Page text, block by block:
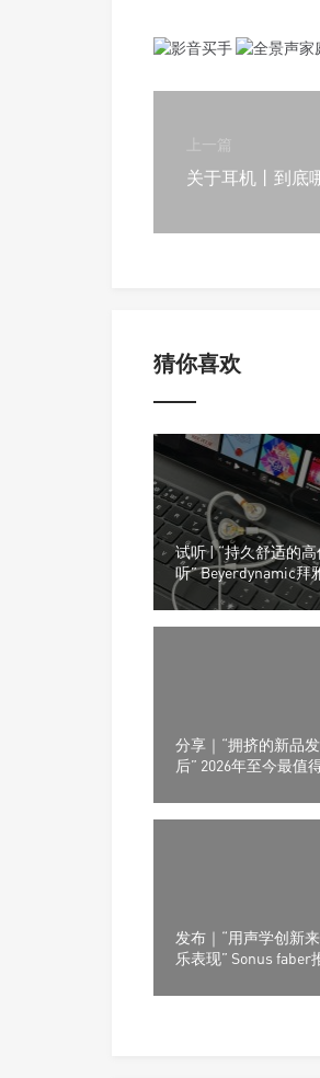
上一篇
关于耳机丨到底
猜你喜欢
试听 | “持久舒适的
听” Beyerdynamic拜
30 IE 入耳式监听耳机
分享｜“拥挤的新品
后” 2026年至今最值
发布｜“用声学创新
乐表现” Sonus faber